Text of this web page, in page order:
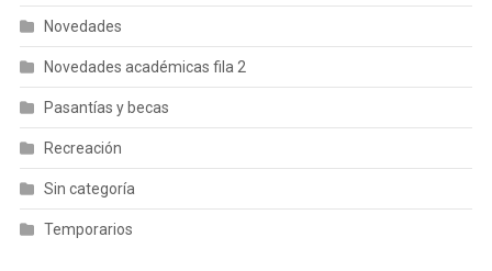
Novedades
Novedades académicas fila 2
Pasantías y becas
Recreación
Sin categoría
Temporarios